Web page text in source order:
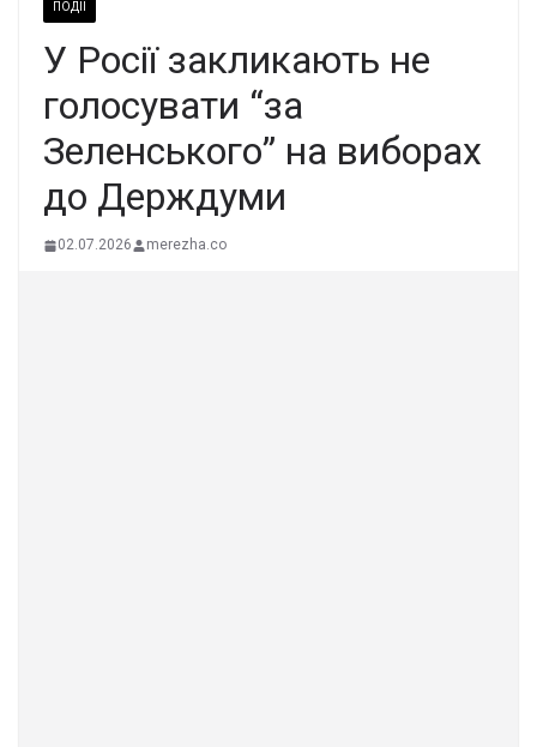
ПОДІЇ
У Росії закликають не
голосувати “за
Зеленського” на виборах
до Держдуми
02.07.2026 merezha.co